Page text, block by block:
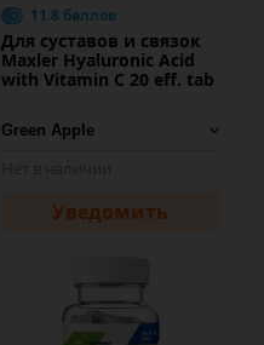
11.8 баллов
Для суставов и связок
Maxler Hyaluronic Acid
with Vitamin C 20 eff. tab
Уведомить